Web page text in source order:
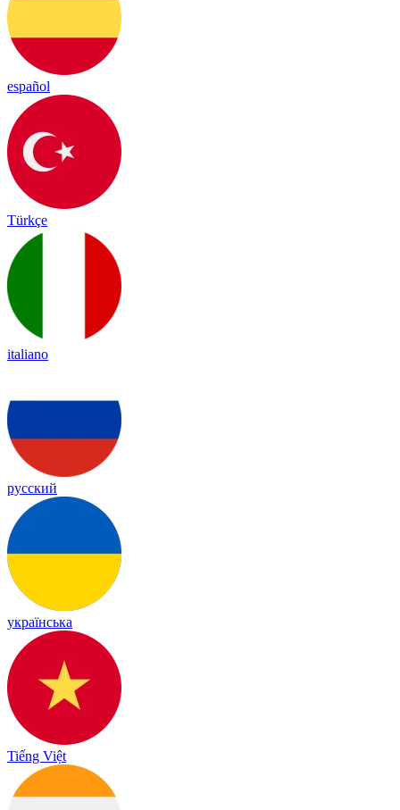
español
Türkçe
italiano
русский
українська
Tiếng Việt